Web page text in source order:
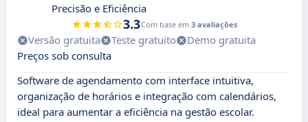
Precisão e Eficiência
3.3Com base em 3 avaliações
Versão gratuita Teste gratuito
Demo gratuita
Preços sob consulta
Software de agendamento com interface intuitiva,
organização de horários e integração com calendários,
ideal para aumentar a eficiência na gestão escolar.